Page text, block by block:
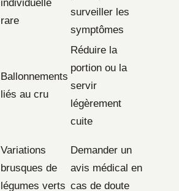
individuelle
rare
surveiller les
symptômes
Ballonnements
liés au cru
Réduire la
portion ou la
servir
légèrement
cuite
Variations
brusques de
légumes verts
Demander un
avis médical en
cas de doute